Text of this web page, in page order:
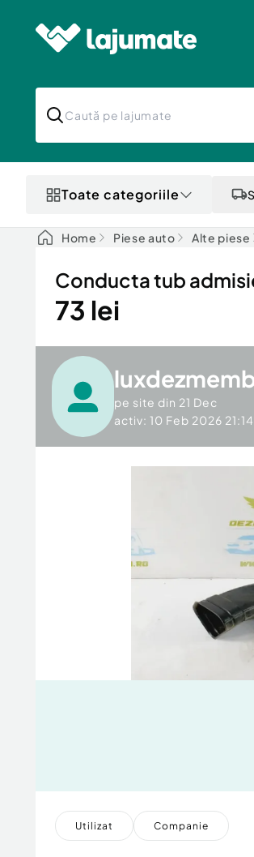
Toate categoriile
Home Piese auto Alte piese
Conducta tub
73 lei
pe site din 21 Dec
activ: 10 Feb 2026 21:14
Utilizat Companie